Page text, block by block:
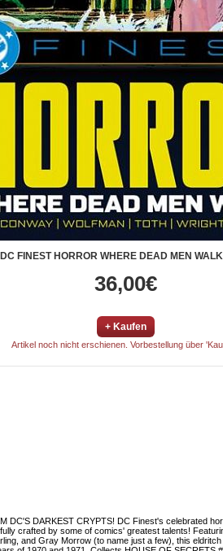
DC FINEST HORROR WHERE DEAD MEN
36,00€
+ Kaufen
Artikel noch nicht erschienen. Vorbestellung über
DC'S DARKEST CRYPTS! DC Finest's celebrated
crafted by some of comics' greatest talents!
and Gray Morrow (to name just a few), this